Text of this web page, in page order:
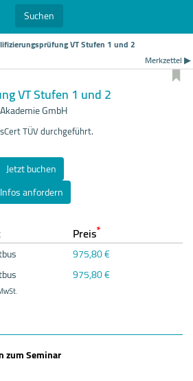
Suchen
VT Stufen 1 und 2
Merkzettel ▶
VT Stufen 1 und 2
GmbH
TÜV durchgeführt.
Jetzt buchen
Infos anfordern
Preis*
975,80 €
975,80 €
zum Seminar